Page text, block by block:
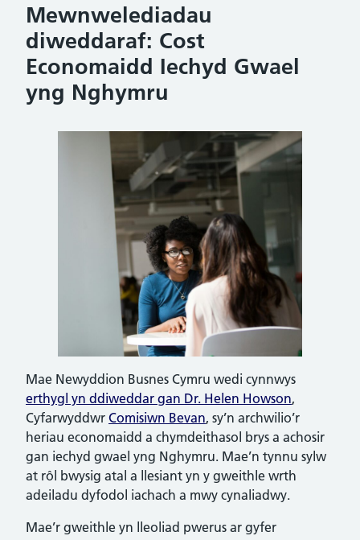
Mewnwelediadau
diweddaraf: Cost
Economaidd Iechyd Gwael
yng Nghymru
Mae Newyddion Busnes Cymru wedi cynnwys
erthygl yn ddiweddar gan Dr. Helen Howson,
Cyfarwyddwr Comisiwn Bevan, sy’n archwilio’r
heriau economaidd a chymdeithasol brys a achosir
gan iechyd gwael yng Nghymru. Mae’n tynnu sylw
at rôl bwysig atal a llesiant yn y gweithle wrth
adeiladu dyfodol iachach a mwy cynaliadwy.
Mae’r gweithle yn lleoliad pwerus ar gyfer